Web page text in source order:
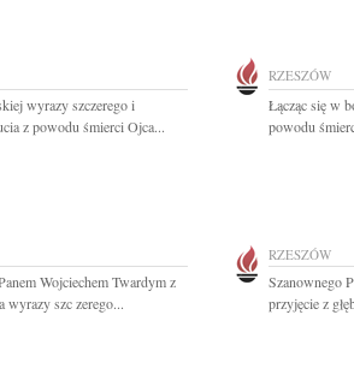
wyrazy szczerego i
z powodu śmierci Ojca...
RZESZÓW
Łącząc się w
powodu
Wojciechem Twardym z
wyrazy szc zerego...
RZESZÓW
Szanownego
przyjęcie z